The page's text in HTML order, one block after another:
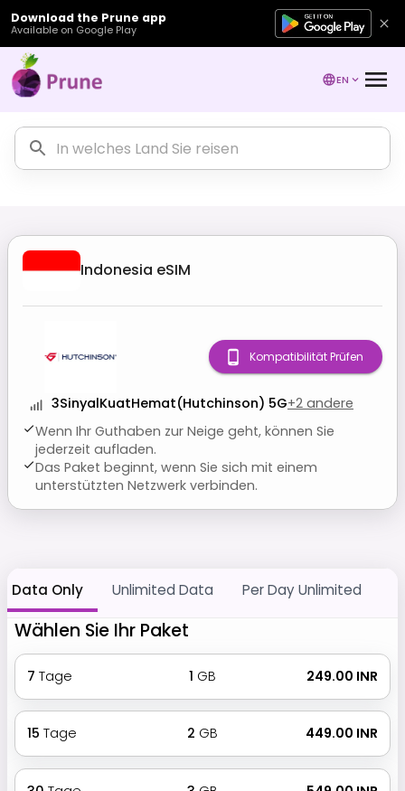
Download the Prune app
Available on Google Play
EN
Indonesia eSIM
3SinyalKuatHemat(Hutchinson) 5G+2 andere
Wenn Ihr Guthaben zur Neige geht, können Sie
jederzeit aufladen.
Das Paket beginnt, wenn Sie sich mit einem
unterstützten Netzwerk verbinden.
Kompatibilität Prüfen
Data Only Unlimited Data Per Day Unlimited
Wählen Sie Ihr Paket
7 Tage 1 GB ₹ 249.00 INR
15 Tage 2 GB ₹ 449.00 INR